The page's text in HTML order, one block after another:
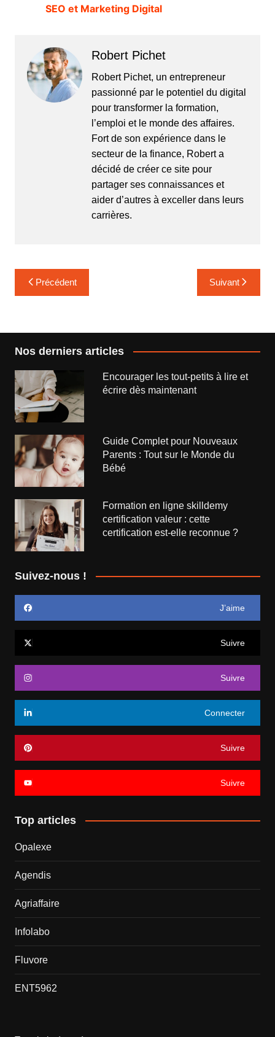
SEO et Marketing Digital
Robert Pichet
Robert Pichet, un entrepreneur
passionné par le potentiel du digital
pour transformer la formation,
l’emploi et le monde des affaires.
Fort de son expérience dans le
secteur de la finance, Robert a
décidé de créer ce site pour
partager ses connaissances et
aider d’autres à exceller dans leurs
carrières.
Navigation
de
Précédent Suivant
Nos derniers articles
Encourager les tout-petits à lire et
écrire dès maintenant
Guide Complet pour Nouveaux
Parents : Tout sur le Monde du
Bébé
Formation en ligne skilldemy
certification valeur : cette
certification est-elle reconnue ?
Suivez-nous !
J’aime
Suivre
Suivre
Connecter
Suivre
Suivre
Top articles
Opalexe
Agendis
Agriaffaire
Infolabo
Fluvore
ENT5962